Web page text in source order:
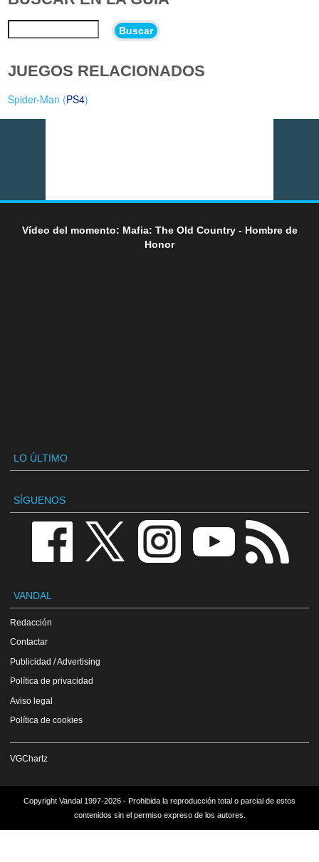
Buscar
JUEGOS RELACIONADOS
Spider-Man (PS4)
Vídeo del momento: Mafia: The Old Country - Hombre de
Honor
LO ÚLTIMO
SÍGUENOS
VANDAL
Redacción
Contactar
Publicidad / Advertising
Política de privacidad
Aviso legal
Política de cookies
VGChartz
Copyright Vandal 1997-2026 - Prohibida la reproducción total o parcial de estos
contenidos sin el permiso expreso de los autores.